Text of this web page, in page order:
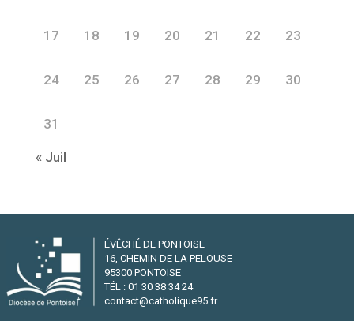
17 18 19 20 21 22 23
24 25 26 27 28 29 30
31
« Juil
ÉVÊCHÉ DE PONTOISE
16, CHEMIN DE LA PELOUSE
95300 PONTOISE
TÉL : 01 30 38 34 24
contact@catholique95.fr